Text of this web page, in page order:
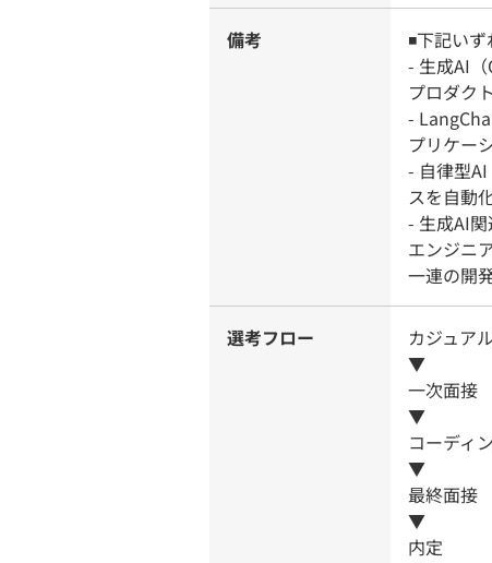
備考
◾️下記い
- 生成AI
プロダク
-
プリケー
- 自律型
スを自動
- 生成AI
エンジニ
一連の開
選考フロー
カジュア
▼
一次面接
▼
コーディ
▼
最終面接
▼
内定